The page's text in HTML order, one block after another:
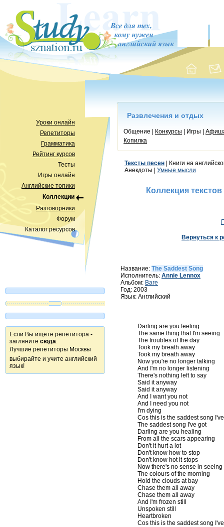
Уроки онлайн
Репетиторы
Грамматика
Рейтинг курсов
Тесты
Игры онлайн
Английские топики
Коллекции
Разговорники
Форум
Каталог ресурсов
Если Вы ищете репетитора -
загляните сюда
Лучшие репетиторы Москвы 
выбирайте и учите английский
язык!
Развлечения и отдых
Общение | Конкурсы | Игры |
Копилка
Тексты песен | Книги на
Анекдоты | Умные мысли
Коллекция
Вернуться к
Название: The Saddest Song
Исполнитель: Annie Lennox
Альбом: Bare
Год: 2003
Язык: Английский
Darling are you feeling
The same thing that I'm seeing
The troubles of the day
Took my breath away
Took my breath away
Now you're no longer talking
And I'm no longer listening
There's nothing left to say
Said it anyway
Said it anyway
And I want you not
And I need you not
I'm dying
Cos this is the saddest song
The saddest song I've got
Darling are you healing
From all the scars appearing
Don't it hurt a lot
Don't know how to stop
Don't know hot it stops
Now there's no sense in seeing
The colours of the morning
Hold the clouds at bay
Chase them all away
Chase them all away
And I'm frozen still
Unspoken still
Heartbroken
Cos this is the saddest song